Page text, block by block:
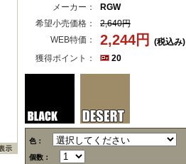
メーカー：
RGW
希望小売価格：
2,640円
WEB特価：
2,244円
(税込み)
獲得ポイント：
20
色：
個数：